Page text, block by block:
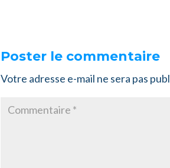
Poster le commentaire
Votre adresse e-mail ne sera pas